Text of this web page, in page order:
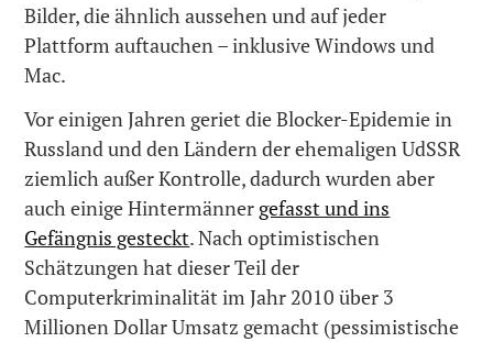
Bilder, die ähnlich aussehen und auf jeder
Plattform auftauchen – inklusive Windows und
Mac.
Vor einigen Jahren geriet die Blocker-Epidemie in
Russland und den Ländern der ehemaligen UdSSR
ziemlich außer Kontrolle, dadurch wurden aber
auch einige Hintermänner gefasst und ins
Gefängnis gesteckt. Nach optimistischen
Schätzungen hat dieser Teil der
Computerkriminalität im Jahr 2010 über 3
Millionen Dollar Umsatz gemacht (pessimistische